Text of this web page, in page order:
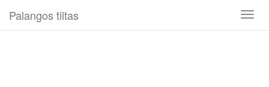
Toggle
Palangos tiltas